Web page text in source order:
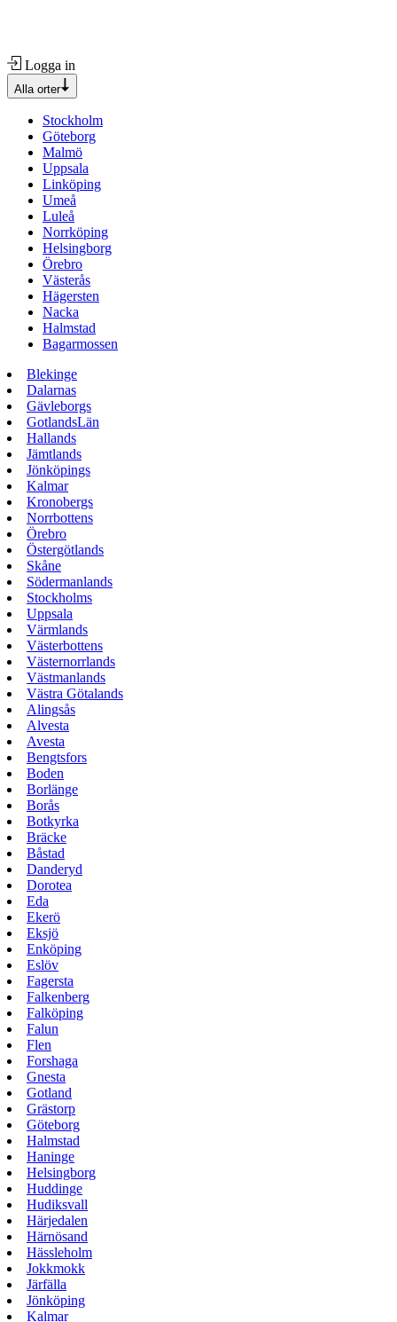
Logga in
Alla orter
Stockholm
Göteborg
Malmö
Uppsala
Linköping
Umeå
Luleå
Norrköping
Helsingborg
Örebro
Västerås
Hägersten
Nacka
Halmstad
Bagarmossen
Blekinge
Dalarnas
Gävleborgs
GotlandsLän
Hallands
Jämtlands
Jönköpings
Kalmar
Kronobergs
Norrbottens
Örebro
Östergötlands
Skåne
Södermanlands
Stockholms
Uppsala
Värmlands
Västerbottens
Västernorrlands
Västmanlands
Västra Götalands
Alingsås
Alvesta
Avesta
Bengtsfors
Boden
Borlänge
Borås
Botkyrka
Bräcke
Båstad
Danderyd
Dorotea
Eda
Ekerö
Eksjö
Enköping
Eslöv
Fagersta
Falkenberg
Falköping
Falun
Flen
Forshaga
Gnesta
Gotland
Grästorp
Göteborg
Halmstad
Haninge
Helsingborg
Huddinge
Hudiksvall
Härjedalen
Härnösand
Hässleholm
Jokkmokk
Järfälla
Jönköping
Kalmar